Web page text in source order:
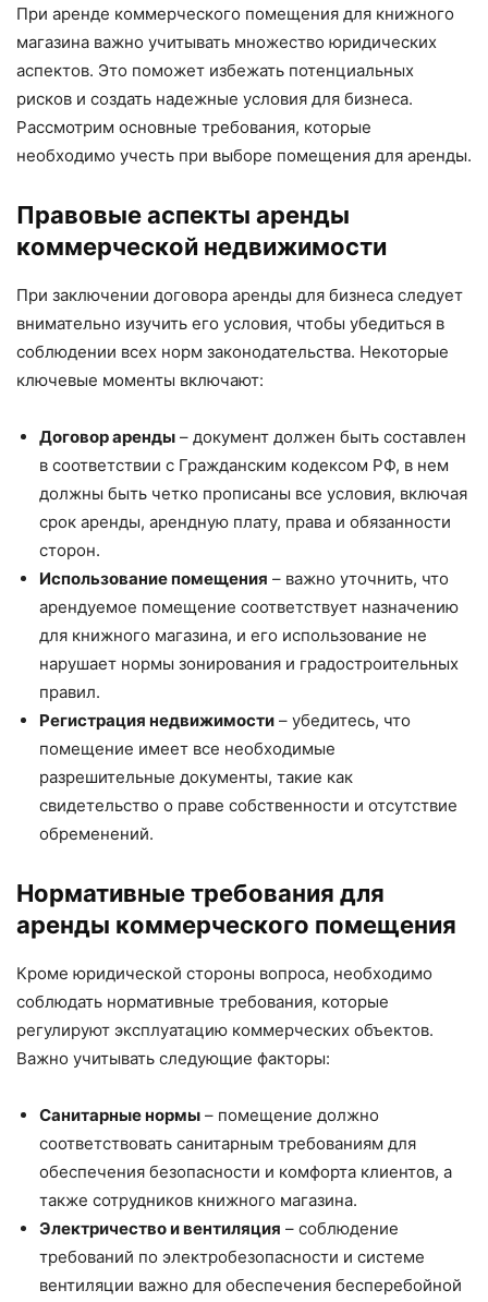
При аренде коммерческого помещения для книжного
магазина важно учитывать множество юридических
аспектов. Это поможет избежать потенциальных
рисков и создать надежные условия для бизнеса.
Рассмотрим основные требования, которые
необходимо учесть при выборе помещения для аренды.
Правовые аспекты аренды
коммерческой недвижимости
При заключении договора аренды для бизнеса следует
внимательно изучить его условия, чтобы убедиться в
соблюдении всех норм законодательства. Некоторые
ключевые моменты включают:
Договор аренды – документ должен быть составлен
в соответствии с Гражданским кодексом РФ, в нем
должны быть четко прописаны все условия, включая
срок аренды, арендную плату, права и обязанности
сторон.
Использование помещения – важно уточнить, что
арендуемое помещение соответствует назначению
для книжного магазина, и его использование не
нарушает нормы зонирования и градостроительных
правил.
Регистрация недвижимости – убедитесь, что
помещение имеет все необходимые
разрешительные документы, такие как
свидетельство о праве собственности и отсутствие
обременений.
Нормативные требования для
аренды коммерческого помещения
Кроме юридической стороны вопроса, необходимо
соблюдать нормативные требования, которые
регулируют эксплуатацию коммерческих объектов.
Важно учитывать следующие факторы:
Санитарные нормы – помещение должно
соответствовать санитарным требованиям для
обеспечения безопасности и комфорта клиентов, а
также сотрудников книжного магазина.
Электричество и вентиляция – соблюдение
требований по электробезопасности и системе
вентиляции важно для обеспечения бесперебойной